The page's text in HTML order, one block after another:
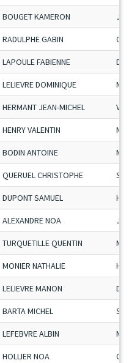
BOUGET KAMERON Ju-
RADULPHE GABIN
LAPOULE FABIENNE
LELIEVRE DOMINIQUE
HERMANT JEAN-MICHEL Vet
HENRY VALENTIN
BODIN ANTOINE
QUERUEL CHRISTOPHE
DUPONT SAMUEL H-C
ALEXANDRE NOA Ju-
TURQUETILLE QUENTIN
MONIER NATHALIE H-C
LELIEVRE MANON
BARTA MICHEL
LEFEBVRE ALBIN
HOLLIER NOA